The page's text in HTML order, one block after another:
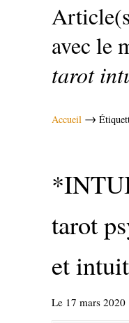
avec le
tarot
Accueil →
tarot
et
Le 17 mars 2020